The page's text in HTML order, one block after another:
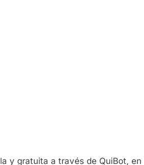
y gratuita a través de QuiBot,